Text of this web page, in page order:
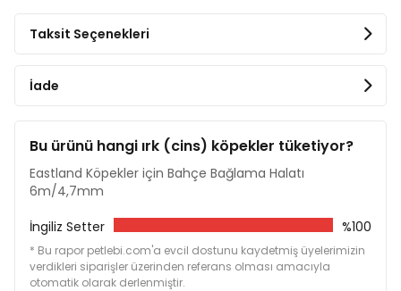
Taksit Seçenekleri
İade
Bu ürünü hangi ırk (cins) köpekler tüketiyor?
Eastland Köpekler için Bahçe Bağlama Halatı
6m/4,7mm
İngiliz Setter
%100
* Bu rapor petlebi.com'a evcil dostunu kaydetmiş üyelerimizin
verdikleri siparişler üzerinden referans olması amacıyla
otomatik olarak derlenmiştir.